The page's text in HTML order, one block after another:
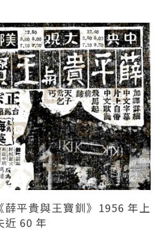
薛平貴與王寶釧》1956 年上
近 60 年